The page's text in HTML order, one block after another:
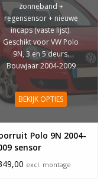
zonneband +
regensensor + nieuwe
incaps (vaste lijst).
Geschikt voor VW Polo
9N, 3 en 5 deurs.
Bouwjaar 2004-2009
BEKIJK OPTIES
Polo 9N 2004-
sensor
excl. montage